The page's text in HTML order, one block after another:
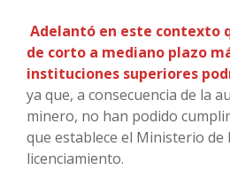
Adelantó en este contexto
de corto a mediano plazo
instituciones superiores
ya que, a consecuencia de la
minero, no han podido
que establece el Ministerio de
licenciamiento.